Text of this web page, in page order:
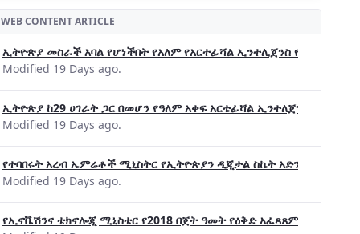
WEB CONTENT ARTICLE
ኢትዮጵያ መስራች አባል የሆነችበት የአለም የአርተፊሻል ኢንተሊጀንስ የትብብር
Modified 19 Days ago.
ኢትዮጵያ ከ29 ሀገራት ጋር በመሆን የዓለም አቀፍ አርቴፊሻል ኢንተለጀንስ ትብብር
Modified 19 Days ago.
የተባበሩት አረብ ኤምሬቶች ሚኒስትር የኢትዮጵያን ዲጂታል ስኬት አድንቀዋል
Modified 19 Days ago.
የኢኖቬሽንና ቴክኖሎጂ ሚኒስቴር የ2018 በጀት ዓመት የዕቅድ አፈጻጸምና የቀጣይ